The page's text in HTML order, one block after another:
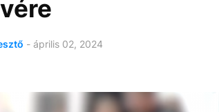
- április 02, 2024